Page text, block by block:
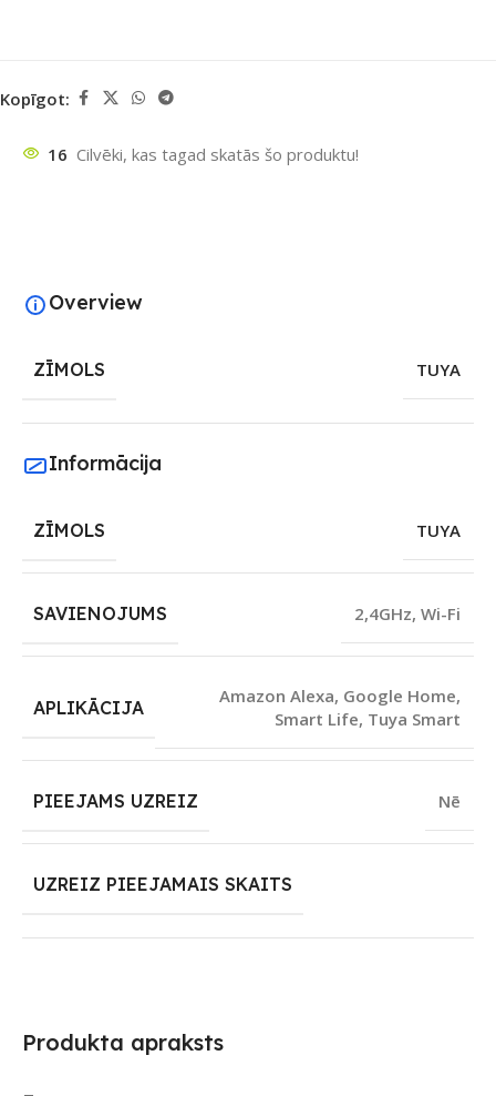
Kopīgot:
16 Cilvēki, kas tagad skatās šo produktu!
Produkta apraksts
Overview
ZĪMOLS TUYA
Informācija
ZĪMOLS TUYA
SAVIENOJUMS 2,4GHz, Wi-Fi
APLIKĀCIJA
Amazon Alexa, Google Home,
Smart Life, Tuya Smart
PIEEJAMS UZREIZ Nē
UZREIZ PIEEJAMAIS SKAITS